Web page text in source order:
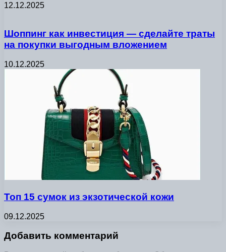
12.12.2025
Шоппинг как инвестиция — сделайте траты
на покупки выгодным вложением
10.12.2025
Топ 15 сумок из экзотической кожи
09.12.2025
Добавить комментарий